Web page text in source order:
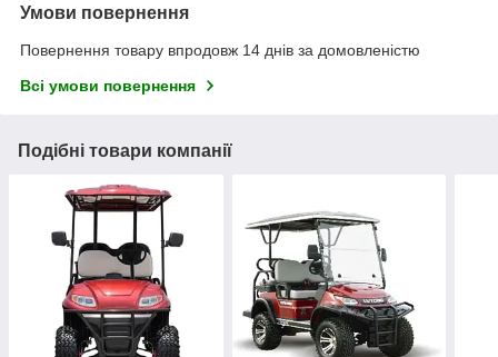
Умови повернення
Повернення товару впродовж 14 днів за домовленістю
Всі умови повернення
Подібні товари компанії